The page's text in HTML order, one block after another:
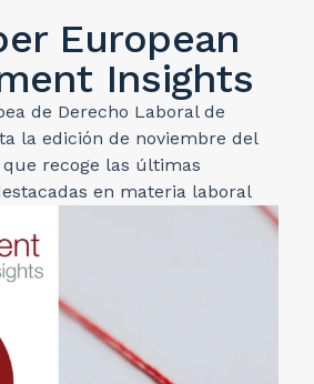
European
Insights
de Derecho Laboral de
la edición de noviembre del
recoge las últimas
en materia laboral